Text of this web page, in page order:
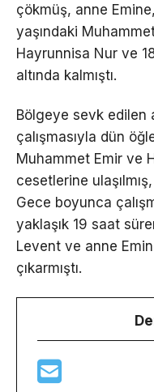
çökmüş, anne
yaşındaki
Hayrunnisa Nur ve
altında kalmıştı.
Bölgeye sevk edilen
çalışmasıyla dün
Muhammet Emir ve
cesetlerine
Gece boyunca
yaklaşık 19 saat
Levent ve anne
çıkarmıştı.